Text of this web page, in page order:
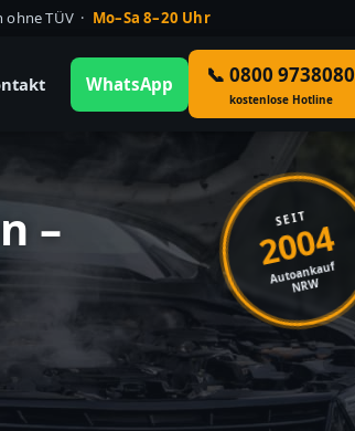
TÜV · Mo–Sa 8–20 Uhr
WhatsApp 📞 0800 9738080
kostenlose Hotline
SEIT
2004
Autoankauf
NRW
–